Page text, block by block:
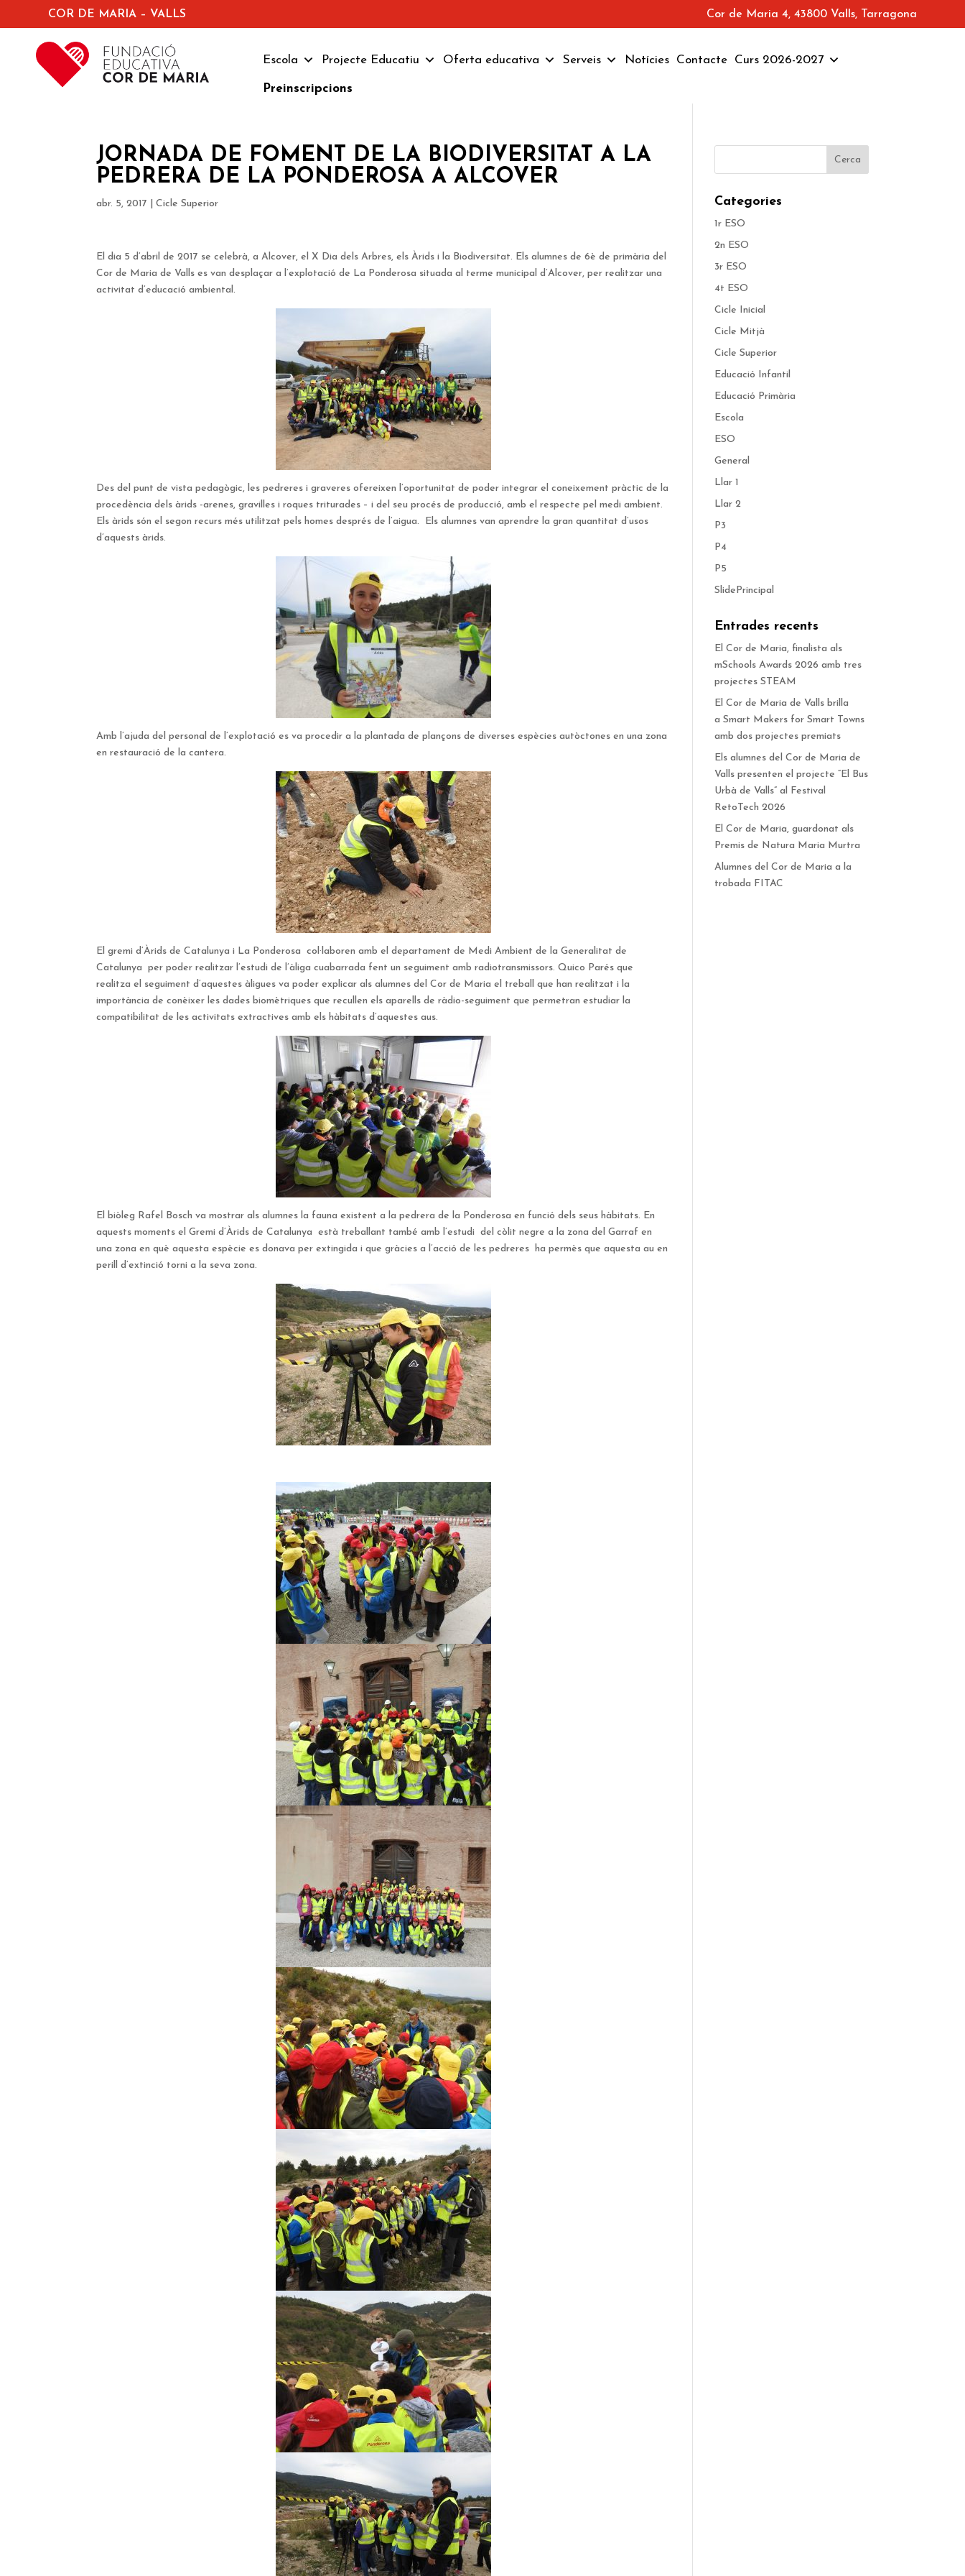
COR DE MARIA – VALLS Cor de Maria 4, 43800 Valls, Tarragona
Escola Projecte Educatiu Oferta educativa Serveis Notícies Contacte Curs 2026-2027
Preinscripcions
JORNADA DE FOMENT DE LA BIODIVERSITAT A LA
PEDRERA DE LA PONDEROSA A ALCOVER
abr. 5, 2017 |Cicle Superior
El dia 5 d’abril de 2017 se celebrà, a Alcover, el X Dia dels Arbres, els Àrids i la Biodiversitat. Els alumnes de 6è de primària del
Cor de Maria de Valls es van desplaçar a l’explotació de La Ponderosa situada al terme municipal d’Alcover, per realitzar una
activitat d’educació ambiental.
Des del punt de vista pedagògic, les pedreres i graveres ofereixen l’oportunitat de poder integrar el coneixement pràctic de la
procedència dels àrids -arenes, gravilles i roques triturades – i del seu procés de producció, amb el respecte pel medi ambient.
Els àrids són el segon recurs més utilitzat pels homes després de l’aigua. Els alumnes van aprendre la gran quantitat d’usos
d’aquests àrids.
Amb l’ajuda del personal de l’explotació es va procedir a la plantada de plançons de diverses espècies autòctones en una zona
en restauració de la cantera.
El gremi d’Àrids de Catalunya i La Ponderosa col·laboren amb el departament de Medi Ambient de la Generalitat de
Catalunya per poder realitzar l’estudi de l’àliga cuabarrada fent un seguiment amb radiotransmissors. Quico Parés que
realitza el seguiment d’aquestes àligues va poder explicar als alumnes del Cor de Maria el treball que han realitzat i la
importància de conèixer les dades biomètriques que recullen els aparells de ràdio-seguiment que permetran estudiar la
compatibilitat de les activitats extractives amb els hàbitats d’aquestes aus.
El biòleg Rafel Bosch va mostrar als alumnes la fauna existent a la pedrera de la Ponderosa en funció dels seus hàbitats. En
aquests moments el Gremi d’Àrids de Catalunya està treballant també amb l’estudi del còlit negre a la zona del Garraf en
una zona en què aquesta espècie es donava per extingida i que gràcies a l’acció de les pedreres ha permès que aquesta au en
perill d’extinció torni a la seva zona.
Categories
1r ESO
2n ESO
3r ESO
4t ESO
Cicle Inicial
Cicle Mitjà
Cicle Superior
Educació Infantil
Educació Primària
Escola
ESO
General
Llar 1
Llar 2
P3
P4
P5
SlidePrincipal
Entrades recents
El Cor de Maria, finalista als
mSchools Awards 2026 amb tres
projectes STEAM
El Cor de Maria de Valls brilla
a Smart Makers for Smart Towns
amb dos projectes premiats
Els alumnes del Cor de Maria de
Valls presenten el projecte “El Bus
Urbà de Valls” al Festival
RetoTech 2026
El Cor de Maria, guardonat als
Premis de Natura Maria Murtra
Alumnes del Cor de Maria a la
trobada FITAC